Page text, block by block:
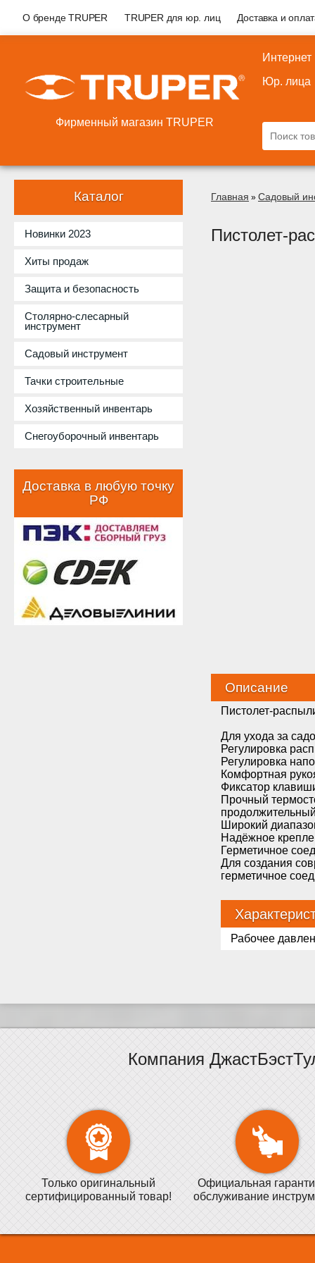
О бренде TRUPER TRUPER для юр. лиц Доставка и
Фирменный магазин TRUPER
Интернет
Юр. лица
Каталог
Новинки 2023
Хиты продаж
Защита и безопасность
Столярно-слесарный
инструмент
Садовый инструмент
Тачки строительные
Хозяйственный инвентарь
Снегоуборочный инвентарь
Доставка в любую точку
РФ
Главная » Садовый
Пистолет-
Описание
Пистолет-
Для ухода за
Регулировка
Регулировка
Комфортная
Фиксатор
Прочный
Широкий
Надёжное
Герметичное
Для создания
герметичное
Рабочее
Компания
Только оригинальный
сертифицированный товар!
Официальная
обслуживание